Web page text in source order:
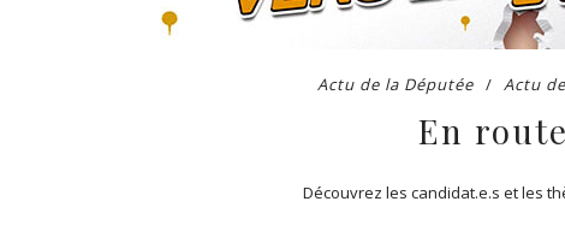
Actu de la Députée Actu
En
Découvrez les candidat.e.s et les